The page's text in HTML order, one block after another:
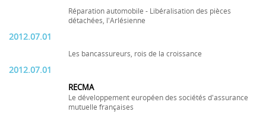
Réparation automobile - Libéralisation des pièces
détachées, l'Arlésienne
2012.07.01
Les bancassureurs, rois de la croissance
2012.07.01
RECMA
Le développement européen des sociétés d'assurance
mutuelle françaises